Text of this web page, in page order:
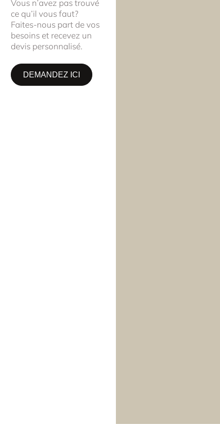
Vous n’avez pas trouvé
ce qu’il vous faut?
Faites-nous part de vos
besoins et recevez un
devis personnalisé.
DEMANDEZ ICI